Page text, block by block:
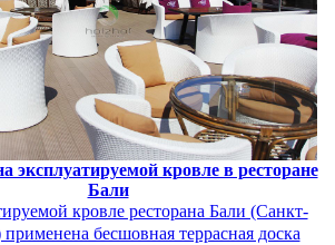
эксплуатируемой кровле в ресторане
Бали
кровле ресторана Бали (Санкт-
применена бесшовная террасная доска